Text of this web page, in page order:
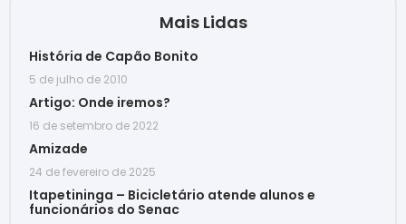
Mais Lidas
História de Capão Bonito
5 de julho de 2010
Artigo: Onde iremos?
16 de setembro de 2022
Amizade
24 de fevereiro de 2025
Itapetininga – Bicicletário atende alunos e
funcionários do Senac